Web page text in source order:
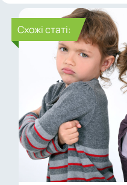
Cхожі статі: